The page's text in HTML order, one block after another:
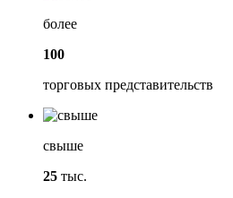
более
100
торговых представительств
свыше
25 тыс.